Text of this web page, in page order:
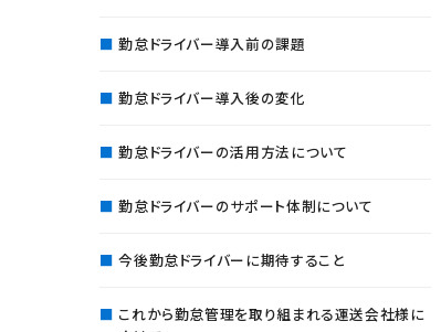
勤怠ドライバー導入前の課題
勤怠ドライバー導入後の変化
勤怠ドライバーの活用方法について
勤怠ドライバーのサポート体制について
今後勤怠ドライバーに期待すること
これから勤怠管理を取り組まれる運送会社様に